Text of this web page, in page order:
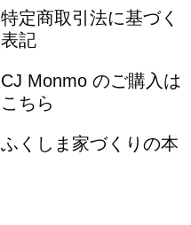
特定商取引法に基づく
表記
CJ Monmo のご購入は
こちら
ふくしま家づくりの本